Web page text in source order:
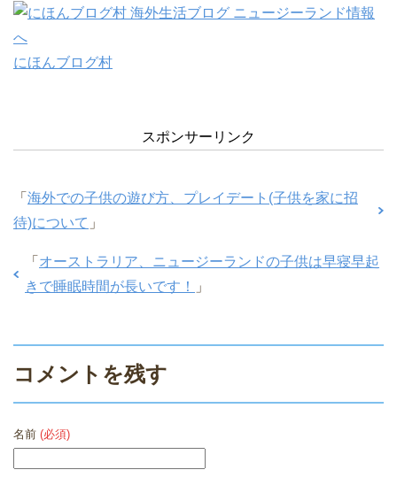
にほんブログ村
スポンサーリンク
「 海外での子供の遊び方、プレイデート(子供を家に招
待)について 」
「 オーストラリア、ニュージーランドの子供は早寝早起
きで睡眠時間が長いです！
」
コメントを残す
名前 (必須)